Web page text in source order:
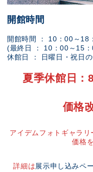
開館時間
開館時間 ： 10：00～18
(最終日 ： 10：00～15
休館日 ： 日曜日・祝日
夏季休館日：
価格
アイデムフォトギャラ
価格
詳細は展示申し込みペ